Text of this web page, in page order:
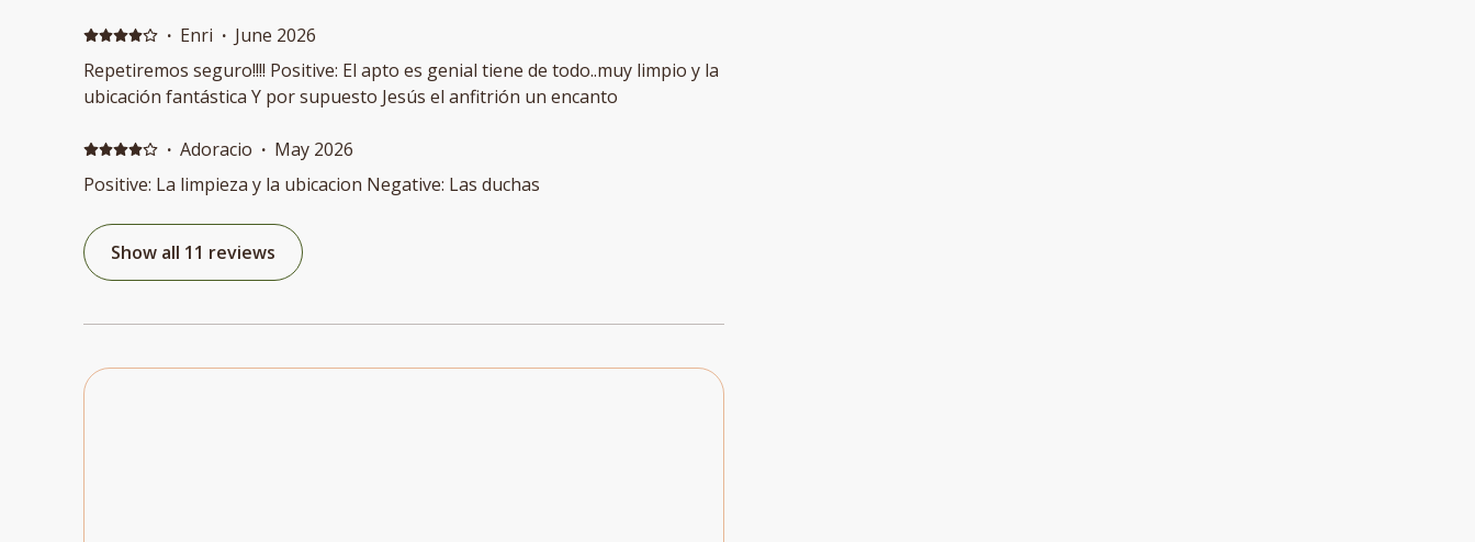
vehicle.
· Enri · June 2026
Repetiremos seguro!!!! Positive: El apto es genial tiene de todo..muy limpio y la
ubicación fantástica Y por supuesto Jesús el anfitrión un encanto
· Adoracio · May 2026
Positive: La limpieza y la ubicacion Negative: Las duchas
Show all 11 reviews